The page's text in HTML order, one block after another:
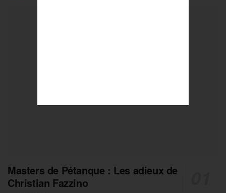
Masters de Pétanque : Les adieux de
Christian Fazzino